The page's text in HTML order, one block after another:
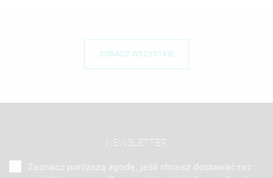
ZOBACZ WSZYSTKIE
NEWSLETTER